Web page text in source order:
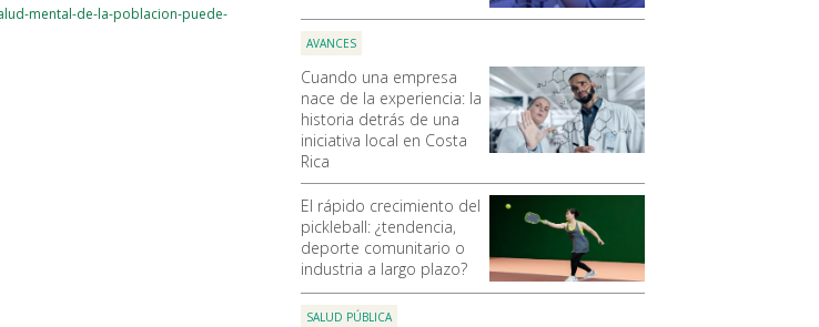
AVANCES
Cuando una empresa
nace de la experiencia: la
historia detrás de una
iniciativa local en Costa
Rica
El rápido crecimiento del
pickleball: ¿tendencia,
deporte comunitario o
industria a largo plazo?
SALUD PÚBLICA
mental-de-la-poblacion-puede-